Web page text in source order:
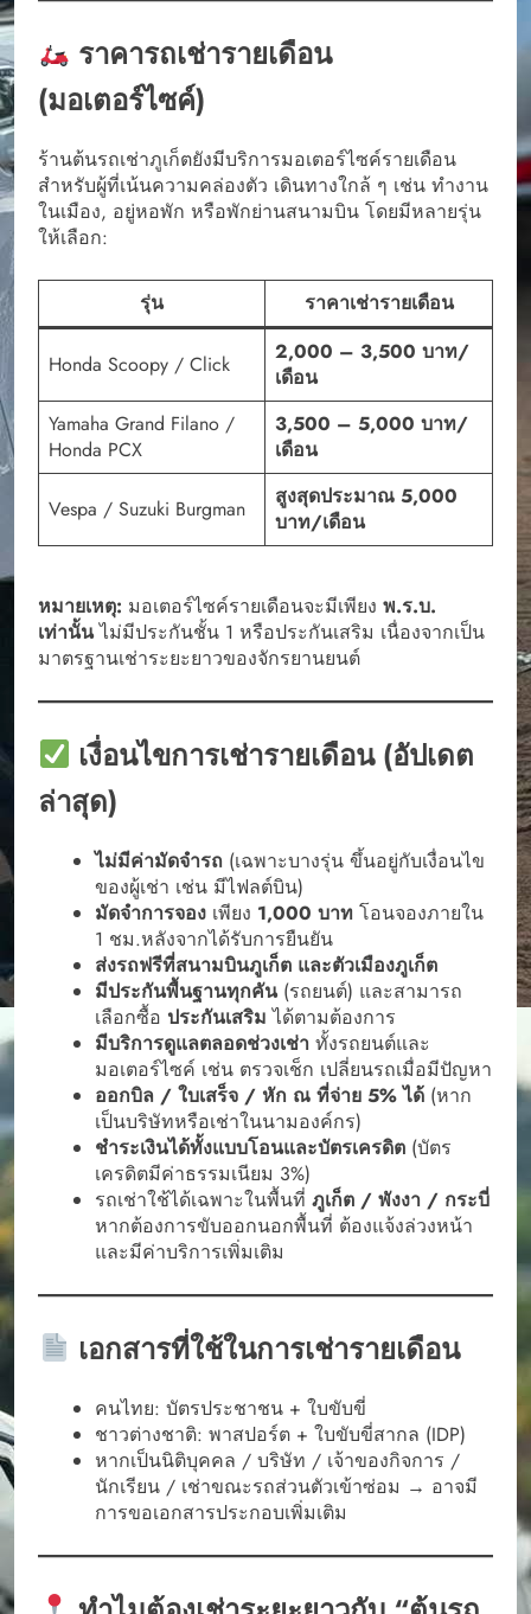
ราคารถเช่ารายเดือน
(มอเตอร์ไซค์)
ร้านต้นรถเช่าภูเก็ตยังมีบริการมอเตอร์ไซค์รายเดือน
สำหรับผู้ที่เน้นความคล่องตัว เดินทางใกล้ ๆ เช่น ทำงาน
ในเมือง, อยู่หอพัก หรือพักย่านสนามบิน โดยมีหลายรุ่น
ให้เลือก:
รุ่น ราคาเช่ารายเดือน
Honda Scoopy / Click
2,000 – 3,500 บาท/
เดือน
Yamaha Grand Filano /
Honda PCX
3,500 – 5,000 บาท/
เดือน
Vespa / Suzuki Burgman
สูงสุดประมาณ 5,000
บาท/เดือน
หมายเหตุ: มอเตอร์ไซค์รายเดือนจะมีเพียง พ.ร.บ.
เท่านั้นไม่มีประกันชั้น 1 หรือประกันเสริม เนื่องจากเป็น
มาตรฐานเช่าระยะยาวของจักรยานยนต์
เงื่อนไขการเช่ารายเดือน (อัปเดต
ล่าสุด)
ไม่มีค่ามัดจำรถ (เฉพาะบางรุ่น ขึ้นอยู่กับเงื่อนไข
ของผู้เช่า เช่น มีไฟลต์บิน)
มัดจำการจอง เพียง 1,000 บาท โอนจองภายใน
1 ชม.หลังจากได้รับการยืนยัน
ส่งรถฟรีที่สนามบินภูเก็ต และตัวเมืองภูเก็ต
มีประกันพื้นฐานทุกคัน(รถยนต์) และสามารถ
เลือกซื้อ ประกันเสริม ได้ตามต้องการ
มีบริการดูแลตลอดช่วงเช่า ทั้งรถยนต์และ
มอเตอร์ไซค์ เช่น ตรวจเช็ก เปลี่ยนรถเมื่อมีปัญหา
ออกบิล / ใบเสร็จ / หัก ณ ที่จ่าย 5% ได้ (หาก
เป็นบริษัทหรือเช่าในนามองค์กร)
ชำระเงินได้ทั้งแบบโอนและบัตรเครดิต (บัตร
เครดิตมีค่าธรรมเนียม 3%)
รถเช่าใช้ได้เฉพาะในพื้นที่ ภูเก็ต / พังงา / กระบี่
หากต้องการขับออกนอกพื้นที่ ต้องแจ้งล่วงหน้า
และมีค่าบริการเพิ่มเติม
เอกสารที่ใช้ในการเช่ารายเดือน
คนไทย: บัตรประชาชน + ใบขับขี่
ชาวต่างชาติ: พาสปอร์ต + ใบขับขี่สากล (IDP)
หากเป็นนิติบุคคล / บริษัท / เจ้าของกิจการ /
นักเรียน / เช่าขณะรถส่วนตัวเข้าซ่อม → อาจมี
การขอเอกสารประกอบเพิ่มเติม